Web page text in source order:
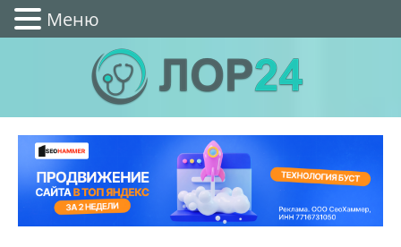
Меню